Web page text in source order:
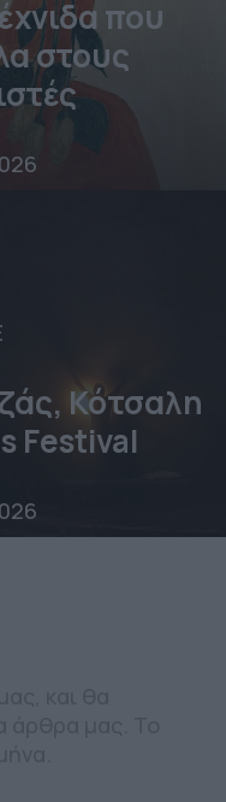
που
στους
Κότσαλη
Festival